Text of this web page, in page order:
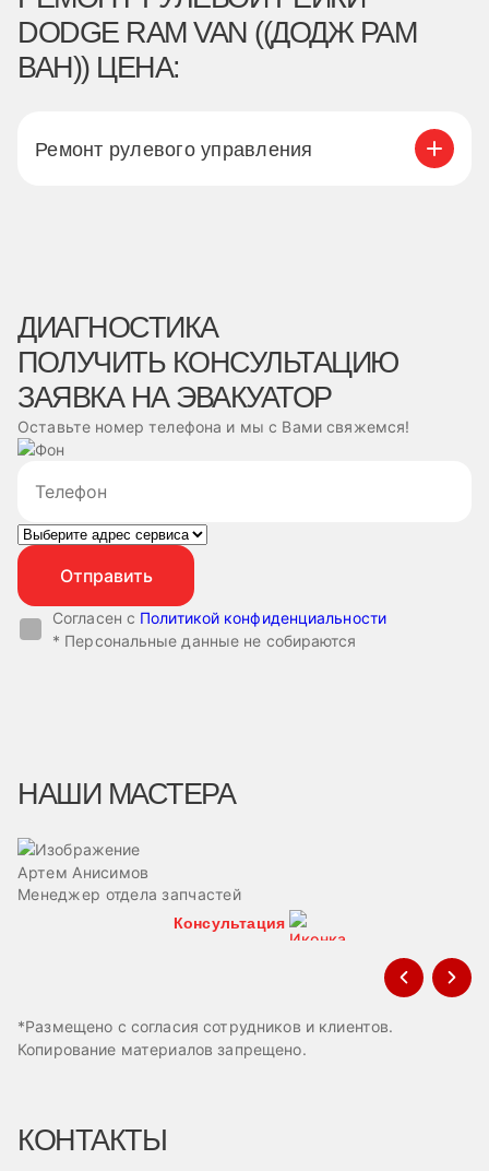
DODGE RAM VAN ((ДОДЖ РАМ
ВАН)) ЦЕНА:
Ремонт рулевого управления
ДИАГНОСТИКА
ПОЛУЧИТЬ КОНСУЛЬТАЦИЮ
ЗАЯВКА НА ЭВАКУАТОР
Оставьте номер телефона и мы с Вами свяжемся!
Согласен с Политикой конфиденциальности
* Персональные данные не собираются
НАШИ МАСТЕРА
Артем Анисимов
Менеджер отдела запчастей
Консультация
*Размещено с согласия сотрудников и клиентов.
Копирование материалов запрещено.
КОНТАКТЫ